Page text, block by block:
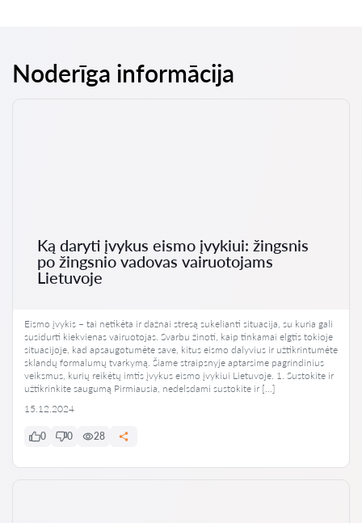
Noderīga informācija
Ką daryti įvykus eismo įvykiui: žingsnis
po žingsnio vadovas vairuotojams
Lietuvoje
Eismo įvykis – tai netikėta ir dažnai stresą sukelianti situacija, su kuria gali
susidurti kiekvienas vairuotojas. Svarbu žinoti, kaip tinkamai elgtis tokioje
situacijoje, kad apsaugotumėte save, kitus eismo dalyvius ir užtikrintumėte
sklandų formalumų tvarkymą. Šiame straipsnyje aptarsime pagrindinius
veiksmus, kurių reikėtų imtis įvykus eismo įvykiui Lietuvoje. 1. Sustokite ir
užtikrinkite saugumą Pirmiausia, nedelsdami sustokite ir […]
15.12.2024
0 0 28